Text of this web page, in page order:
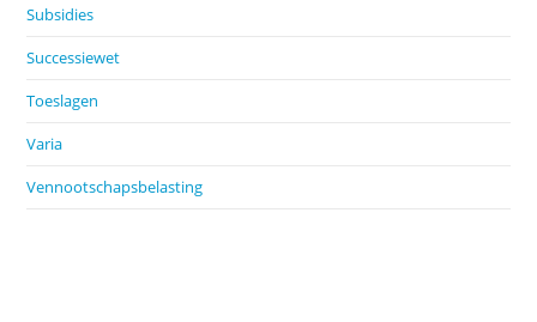
Subsidies
Successiewet
Toeslagen
Varia
Vennootschapsbelasting